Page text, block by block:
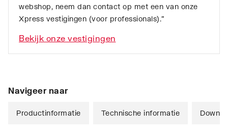
webshop, neem dan contact op met een van onze
Xpress vestigingen (voor professionals).”
Bekijk onze vestigingen
Navigeer naar
Productinformatie Technische informatie